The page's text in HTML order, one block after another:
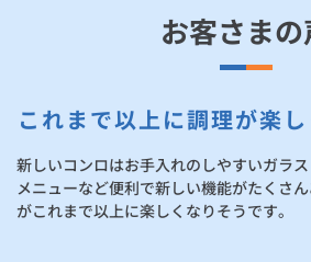
お客さまの
これまで以上に調理が楽
新しいコンロはお手入れのしやすいガラ
メニューなど便利で新しい機能がたくさ
がこれまで以上に楽しくなりそうです。